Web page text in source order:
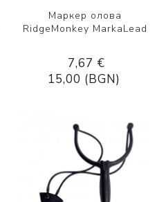
Маркер олова
RidgeMonkey MarkaLead
7,67 €
15,00 (BGN)